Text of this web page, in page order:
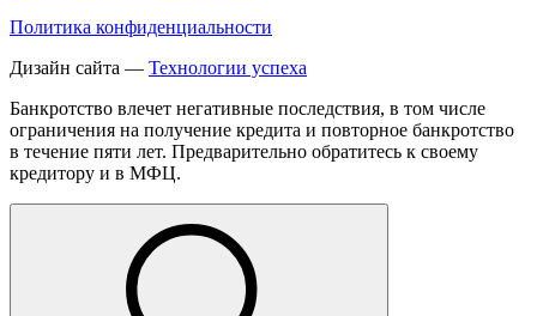
Политика конфиденциальности
Дизайн сайта — Технологии успеха
Банкротство влечет негативные последствия, в том числе
ограничения на получение кредита и повторное банкротство
в течение пяти лет. Предварительно обратитесь к своему
кредитору и в МФЦ.